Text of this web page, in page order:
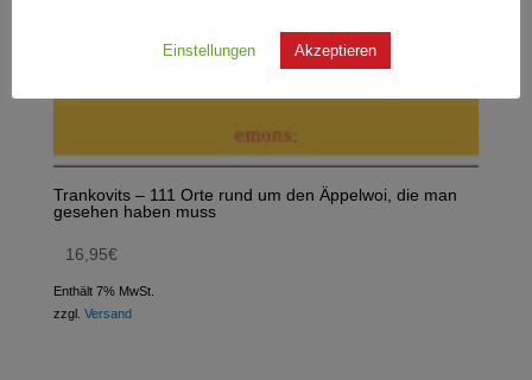
Trankovits – 111 Orte rund um den Äppelwoi, die man
gesehen haben muss
16,95€
Enthält 7% MwSt.
zzgl. Versand
Einstellungen Akzeptieren